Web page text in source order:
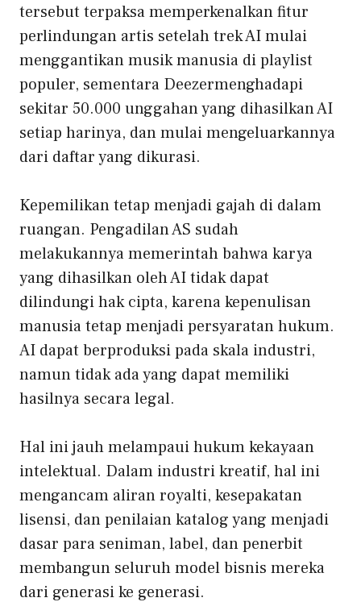
tersebut terpaksa memperkenalkan fitur
perlindungan artis setelah trek AI mulai
menggantikan musik manusia di playlist
populer, sementara Deezermenghadapi
sekitar 50.000 unggahan yang dihasilkan AI
setiap harinya, dan mulai mengeluarkannya
dari daftar yang dikurasi.
Kepemilikan tetap menjadi gajah di dalam
ruangan. Pengadilan AS sudah
melakukannyamemerintahbahwa karya
yang dihasilkan oleh AI tidak dapat
dilindungi hak cipta, karena kepenulisan
manusia tetap menjadi persyaratan hukum.
AI dapat berproduksi pada skala industri,
namun tidak ada yang dapat memiliki
hasilnya secara legal.
Hal ini jauh melampaui hukum kekayaan
intelektual. Dalam industri kreatif, hal ini
mengancam aliran royalti, kesepakatan
lisensi, dan penilaian katalog yang menjadi
dasar para seniman, label, dan penerbit
membangun seluruh model bisnis mereka
dari generasi ke generasi.